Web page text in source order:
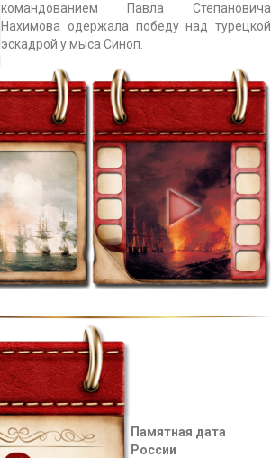
командованием Павла Степановича
Нахимова одержала победу над турецкой
эскадрой у мыса Синоп.
Памятная дата
России